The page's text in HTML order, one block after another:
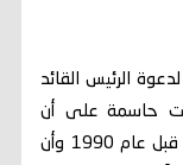
الرئيس القائد
حاسمة على أن
الجنوب ماض في استعادة دولته بحدود ما قبل عام 1990 وأن